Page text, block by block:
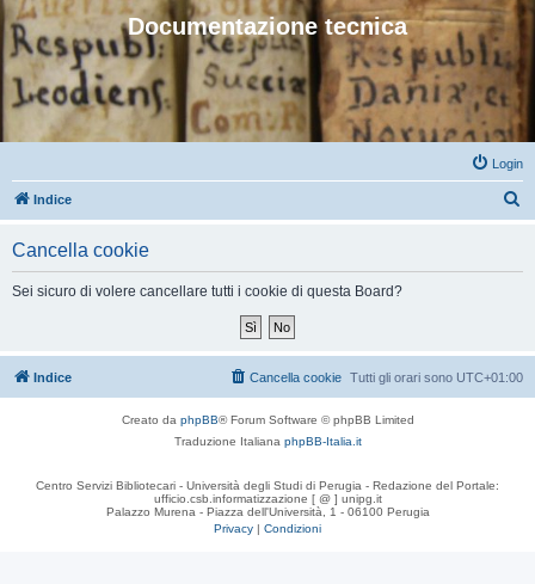
Documentazione tecnica
Login
Indice
Cancella cookie
Sei sicuro di volere cancellare tutti i cookie di questa Board?
Indice Tutti gli orari sono UTC+01:00
Cancella cookie
Creato da phpBB® Forum Software © phpBB Limited
Traduzione Italiana phpBB-Italia.it
Centro Servizi Bibliotecari - Università degli Studi di Perugia - Redazione del Portale:
ufficio.csb.informatizzazione [ @ ] unipg.it
Palazzo Murena - Piazza dell'Università, 1 - 06100 Perugia
Privacy | Condizioni